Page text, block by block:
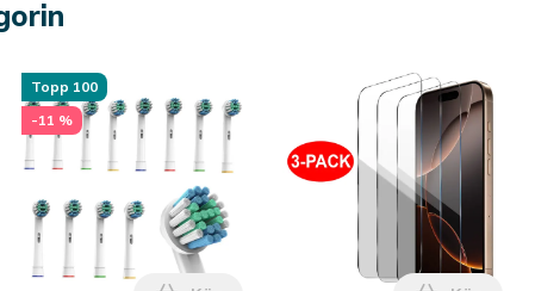
Topp 100
-11 %